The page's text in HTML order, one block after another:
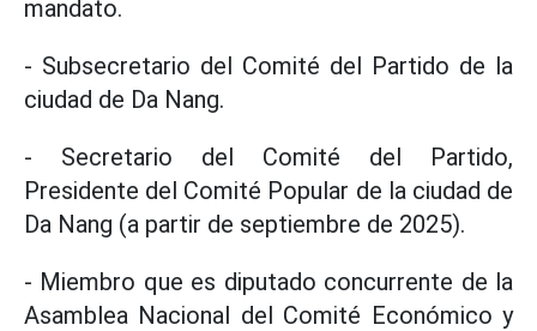
mandato.
- Subsecretario del Comité del Partido de la
ciudad de Da Nang.
- Secretario del Comité del Partido,
Presidente del Comité Popular de la ciudad de
Da Nang (a partir de septiembre de 2025).
- Miembro que es diputado concurrente de la
Asamblea Nacional del Comité Económico y